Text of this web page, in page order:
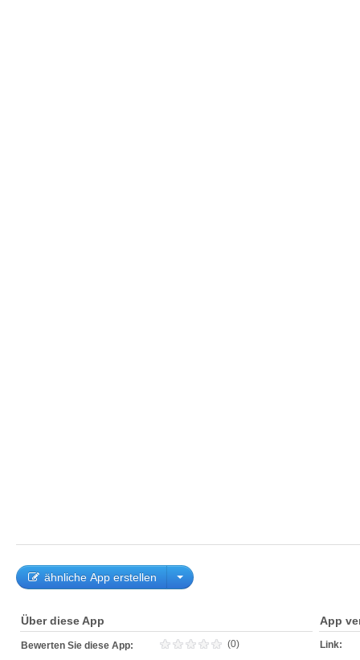
ähnliche App erstellen
Über diese App
Bewerten Sie diese App: (0)
App
Link: